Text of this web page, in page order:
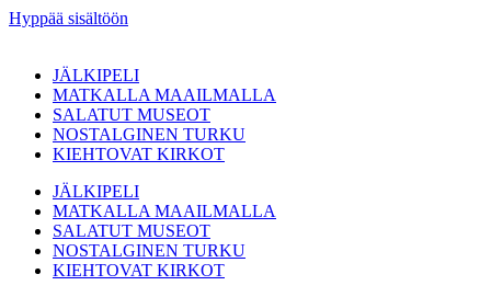
Hyppää sisältöön
JÄLKIPELI
MATKALLA MAAILMALLA
SALATUT MUSEOT
NOSTALGINEN TURKU
KIEHTOVAT KIRKOT
JÄLKIPELI
MATKALLA MAAILMALLA
SALATUT MUSEOT
NOSTALGINEN TURKU
KIEHTOVAT KIRKOT